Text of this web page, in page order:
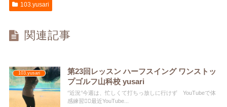
103.yusari
関連記事
103.yusari
第23回レッスン ハーフスイング ワンストッ
プゴルフ山科校 yusari
‘’近況‘’今週は、忙しくて打ちっ放しに行けず YouTubeで体
感練習🏌️‍♀️最近YouTube...